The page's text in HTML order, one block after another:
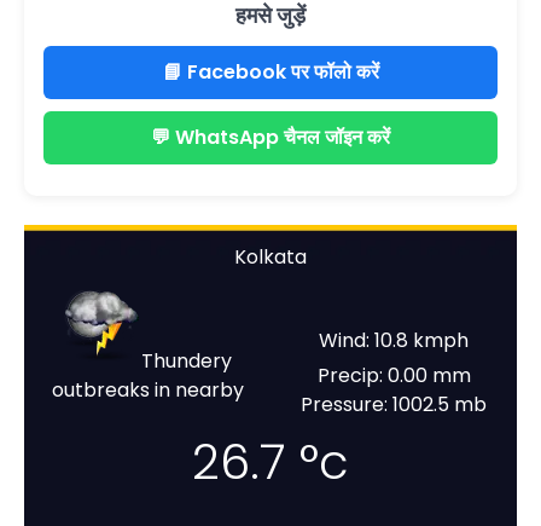
हमसे जुड़ें
📘 Facebook पर फॉलो करें
💬 WhatsApp चैनल जॉइन करें
Kolkata
Thundery
outbreaks in nearby
Wind: 10.8 kmph
Precip: 0.00 mm
Pressure: 1002.5 mb
26.7 °c